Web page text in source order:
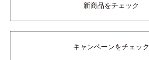
新商品をチェック
キャンペーンをチェック